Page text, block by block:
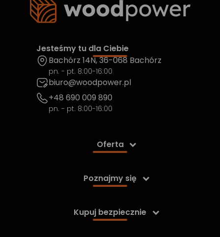
Jesteśmy tu dla Ciebie
Bachórz 14N, 36-068 Bachórz
pn. - pt. 8:00-16:00
biuro@woodpower.pl
+48 690 009 890
pn. - pt. 8:00-16:00
Oferta 
Poznajmy się 
Kupuj bezpiecznie 